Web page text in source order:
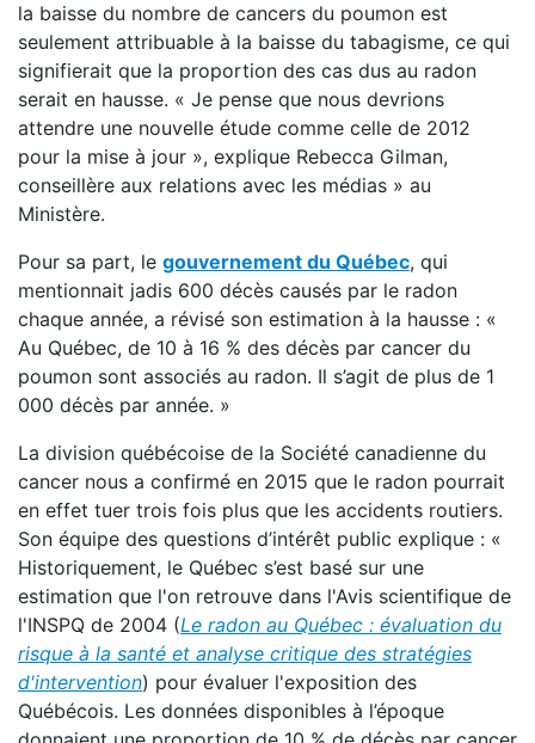
la baisse du nombre de cancers du poumon est
seulement attribuable à la baisse du tabagisme, ce qui
signifierait que la proportion des cas dus au radon
serait en hausse. « Je pense que nous devrions
attendre une nouvelle étude comme celle de 2012
pour la mise à jour », explique Rebecca Gilman,
conseillère aux relations avec les médias » au
Ministère.
Pour sa part, le gouvernement du Québec, qui
mentionnait jadis 600 décès causés par le radon
chaque année, a révisé son estimation à la hausse : «
Au Québec, de 10 à 16 % des décès par cancer du
poumon sont associés au radon. Il s’agit de plus de 1
000 décès par année. »
La division québécoise de la Société canadienne du
cancer nous a confirmé en 2015 que le radon pourrait
en effet tuer trois fois plus que les accidents routiers.
Son équipe des questions d’intérêt public explique : «
Historiquement, le Québec s’est basé sur une
estimation que l'on retrouve dans l'Avis scientifique de
l'INSPQ de 2004 (Le radon au Québec : évaluation du
risque à la santé et analyse critique des stratégies
d'intervention) pour évaluer l'exposition des
Québécois. Les données disponibles à l’époque